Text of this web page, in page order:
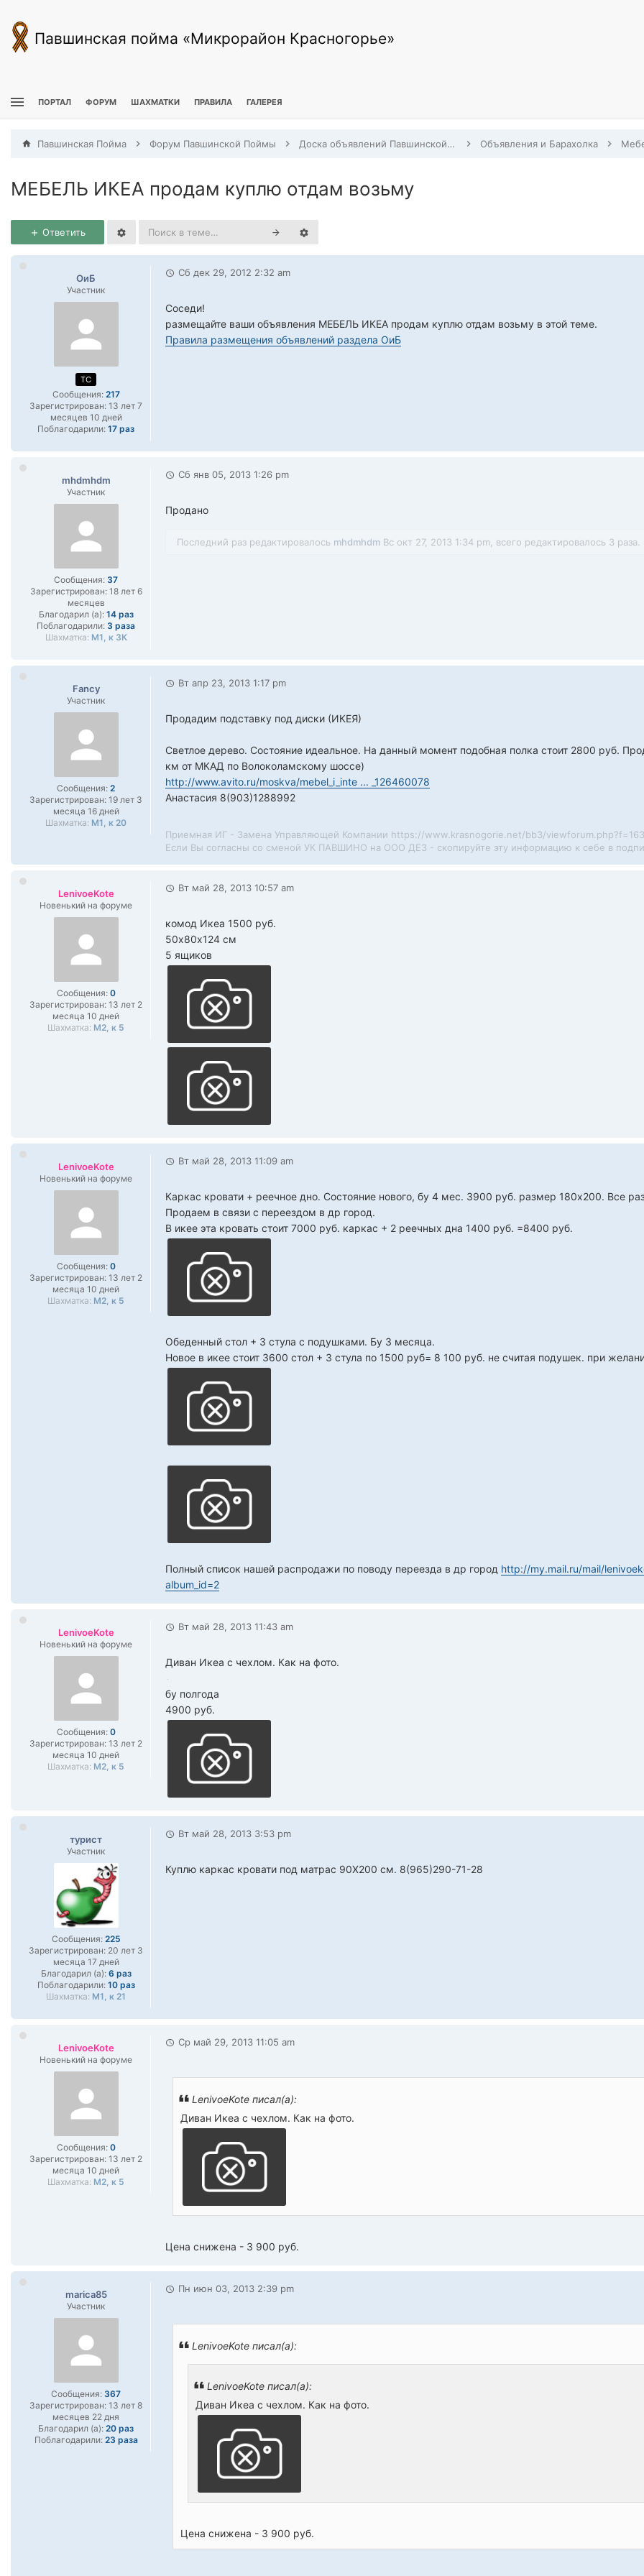
Павшинская пойма «Микрорайон Красногорье»
ПОРТАЛ ФОРУМ ШАХМАТКИ ПРАВИЛА ГАЛЕРЕЯ
Павшинская Пойма Форум Павшинской Поймы Доска объявлений Павшинской Поймы Объявления и Барахолка
МЕБЕЛЬ ИКЕА продам куплю отдам возьму
Ответить
ОиБ
Участник
TC
Сообщения: 217
Зарегистрирован: 13 лет 7
месяцев 10 дней
Поблагодарили: 17 раз
Сб дек 29, 2012 2:32 am
Соседи!
размещайте ваши объявления МЕБЕЛЬ ИКЕА продам куплю отдам возьму в этой теме.
Правила размещения объявлений раздела ОиБ
mhdmhdm
Участник
Сообщения: 37
Зарегистрирован: 18 лет 6
месяцев
Благодарил (а): 14 раз
Поблагодарили: 3 раза
Шахматка: М1, к 3К
Сб янв 05, 2013 1:26 pm
Продано
Последний раз редактировалось mhdmhdm Вс окт 27, 2013 1:34 pm, всего редактировалось 3 раза.
Fancy
Участник
Сообщения: 2
Зарегистрирован: 19 лет 3
месяца 16 дней
Шахматка: М1, к 20
Вт апр 23, 2013 1:17 pm
Продадим подставку под диски (ИКЕЯ)
Светлое дерево. Состояние идеальное. На данный момент подобная полка стоит 2800 руб.
км от МКАД по Волоколамскому шоссе)
http://www.avito.ru/moskva/mebel_i_inte ... _126460078
Анастасия 8(903)1288992
Приемная ИГ - Замена Управляющей Компании https://www.krasnogorie.net/bb3/viewforum.php?f=163
Если Вы согласны со сменой УК ПАВШИНО на ООО ДЕЗ - скопируйте эту информацию к себе в
LenivoeKote
Новенький на форуме
Сообщения: 0
Зарегистрирован: 13 лет 2
месяца 10 дней
Шахматка: М2, к 5
Вт май 28, 2013 10:57 am
комод Икеа 1500 руб.
50х80х124 см
5 ящиков
LenivoeKote
Новенький на форуме
Сообщения: 0
Зарегистрирован: 13 лет 2
месяца 10 дней
Шахматка: М2, к 5
Вт май 28, 2013 11:09 am
Каркас кровати + реечное дно. Состояние нового, бу 4 мес. 3900 руб. размер 180х200. Все
Продаем в связи с переездом в др город.
В икее эта кровать стоит 7000 руб. каркас + 2 реечных дна 1400 руб. =8400 руб.
Обеденный стол + 3 стула с подушками. Бу 3 месяца.
Новое в икее стоит 3600 стол + 3 стула по 1500 руб= 8 100 руб. не считая подушек. при
Полный список нашей распродажи по поводу переезда в др город http://my.mail.ru/mail/
album_id=2
LenivoeKote
Новенький на форуме
Сообщения: 0
Зарегистрирован: 13 лет 2
месяца 10 дней
Шахматка: М2, к 5
Вт май 28, 2013 11:43 am
Диван Икеа с чехлом. Как на фото.
бу полгода
4900 руб.
турист
Участник
Сообщения: 225
Зарегистрирован: 20 лет 3
месяца 17 дней
Благодарил (а): 6 раз
Поблагодарили: 10 раз
Шахматка: М1, к 21
Вт май 28, 2013 3:53 pm
Куплю каркас кровати под матрас 90Х200 см. 8(965)290-71-28
LenivoeKote
Новенький на форуме
Сообщения: 0
Зарегистрирован: 13 лет 2
месяца 10 дней
Шахматка: М2, к 5
Ср май 29, 2013 11:05 am
LenivoeKote писал(а):
Диван Икеа с чехлом. Как на фото.
Цена снижена - 3 900 руб.
marica85
Участник
Сообщения: 367
Зарегистрирован: 13 лет 8
месяцев 22 дня
Благодарил (а): 20 раз
Поблагодарили: 23 раза
Пн июн 03, 2013 2:39 pm
LenivoeKote писал(а):
LenivoeKote писал(а):
Диван Икеа с чехлом. Как на фото.
Цена снижена - 3 900 руб.